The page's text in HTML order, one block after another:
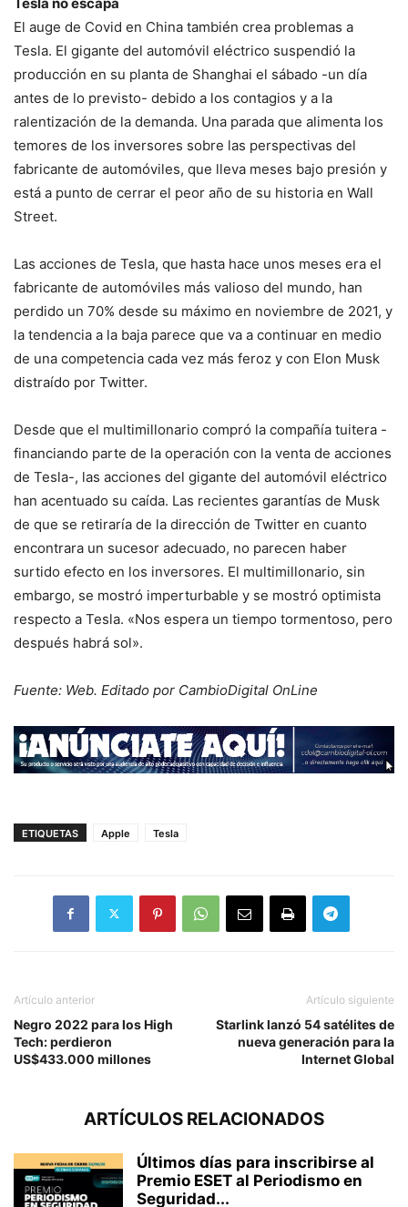
El auge de Covid en China también crea problemas a
Tesla. El gigante del automóvil eléctrico suspendió la
producción en su planta de Shanghai el sábado -un día
antes de lo previsto- debido a los contagios y a la
ralentización de la demanda. Una parada que alimenta los
temores de los inversores sobre las perspectivas del
fabricante de automóviles, que lleva meses bajo presión y
está a punto de cerrar el peor año de su historia en Wall
Street.
Las acciones de Tesla, que hasta hace unos meses era el
fabricante de automóviles más valioso del mundo, han
perdido un 70% desde su máximo en noviembre de 2021, y
la tendencia a la baja parece que va a continuar en medio
de una competencia cada vez más feroz y con Elon Musk
distraído por Twitter.
Desde que el multimillonario compró la compañía tuitera -
financiando parte de la operación con la venta de acciones
de Tesla-, las acciones del gigante del automóvil eléctrico
han acentuado su caída. Las recientes garantías de Musk
de que se retiraría de la dirección de Twitter en cuanto
encontrara un sucesor adecuado, no parecen haber
surtido efecto en los inversores. El multimillonario, sin
embargo, se mostró imperturbable y se mostró optimista
respecto a Tesla. «Nos espera un tiempo tormentoso, pero
después habrá sol».
Fuente: Web. Editado por CambioDigital OnLine
ETIQUETAS Apple Tesla
Artículo anterior
Negro 2022 para los High
Tech: perdieron
US$433.000 millones
Artículo siguiente
Starlink lanzó 54 satélites de
nueva generación para la
Internet Global
ARTÍCULOS RELACIONADOS
Últimos días para inscribirse al
Premio ESET al Periodismo en
Seguridad...